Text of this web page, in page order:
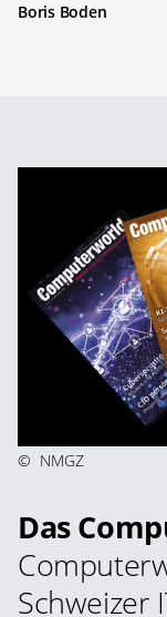
Boris Boden
© NMGZ
Das
Schweizer